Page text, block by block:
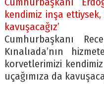
kendimiz inşa
kavuşacağız’
Cumhurbaşkanı
Kınalıada’nın
korvetlerimizi
uçağımıza da